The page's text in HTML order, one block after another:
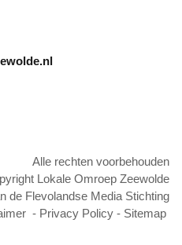
Alle rechten voorbehouden
Lokale Omroep Zeewolde
de Flevolandse Media Stichting
- Privacy Policy - Sitemap